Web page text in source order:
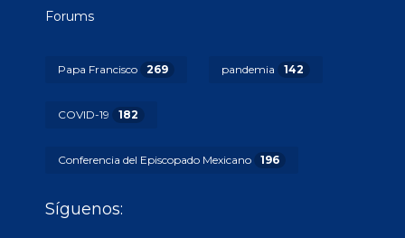
Forums
Papa Francisco 269 pandemia 142
COVID-19 182
Conferencia del Episcopado Mexicano 196
Síguenos: